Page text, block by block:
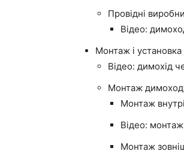
Провідні
Відео:
Монтаж і
Відео: димохід
Монтаж
Монтаж
Відео:
Монтаж